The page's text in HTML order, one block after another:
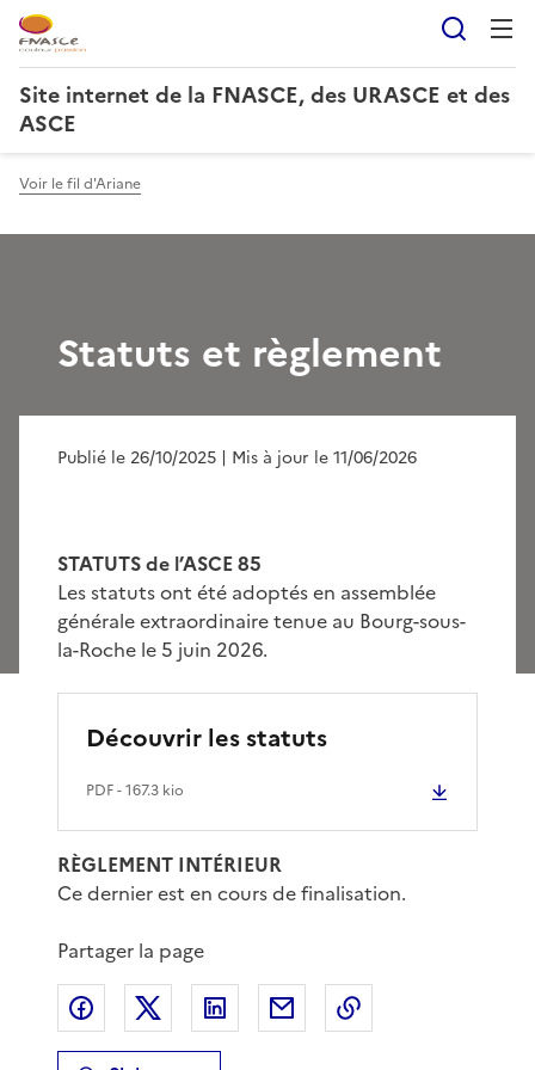
Site internet de la FNASCE, des URASCE et des
ASCE
Voir le fil d'Ariane
Statuts et règlement
Publié le 26/10/2025 | Mis à jour le 11/06/2026
STATUTS de l’ASCE 85
Les statuts ont été adoptés en assemblée
générale extraordinaire tenue au Bourg-sous-
la-Roche le 5 juin 2026.
Découvrir les statuts
PDF- 167.3 kio
RÈGLEMENT INTÉRIEUR
Ce dernier est en cours de finalisation.
Partager la page
Partager sur Facebook
Partager sur XPartager sur LinkedIn
Partager par email